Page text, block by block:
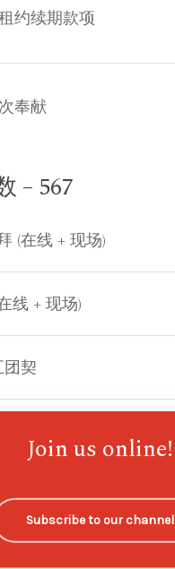
约续期款项
奉献
– 567
(在线 + 现场)
线 + 现场)
契
拜
学
Join us online!
Subscribe to our channel